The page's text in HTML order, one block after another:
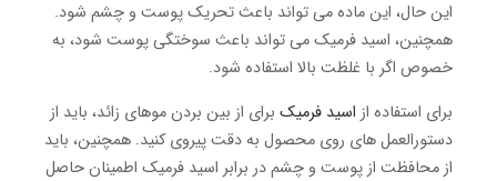
این حال، این ماده می تواند باعث تحریک پوست و چشم شود.
همچنین، اسید فرمیک می تواند باعث سوختگی پوست شود، به
خصوص اگر با غلظت بالا استفاده شود.
برای استفاده از اسید فرمیک برای از بین بردن موهای زائد، باید از
دستورالعمل های روی محصول به دقت پیروی کنید. همچنین، باید
از محافظت از پوست و چشم در برابر اسید فرمیک اطمینان حاصل